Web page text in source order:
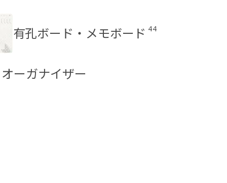
有孔ボード・メモボード 44
ーガナイザー